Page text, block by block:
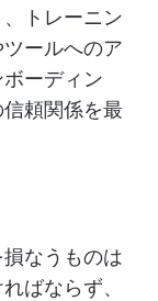
トレーニン
ールへのア
ーディン
頼関係を最
なうものは
ばならず、